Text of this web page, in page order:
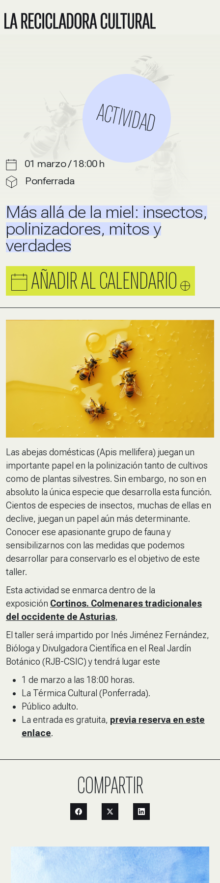
ACTIVIDAD
01 marzo / 18:00 h
Ponferrada
Más allá de la miel: insectos,
polinizadores, mitos y
verdades
AÑADIR AL CALENDARIO
Las abejas domésticas (Apis mellifera) juegan un
importante papel en la polinización tanto de cultivos
como de plantas silvestres. Sin embargo, no son en
absoluto la única especie que desarrolla esta función.
Cientos de especies de insectos, muchas de ellas en
declive, juegan un papel aún más determinante.
Conocer ese apasionante grupo de fauna y
sensibilizarnos con las medidas que podemos
desarrollar para conservarlo es el objetivo de este
taller.
Esta actividad se enmarca dentro de la
exposición Cortinos. Colmenares tradicionales
del occidente de Asturias,
El taller será impartido por Inés Jiménez Fernández,
Bióloga y Divulgadora Científica en el Real Jardín
Botánico (RJB-CSIC) y tendrá lugar este
1 de marzo a las 18:00 horas.
La Térmica Cultural (Ponferrada).
Público adulto.
La entrada es gratuita, previa reserva en este
enlace.
COMPARTIR